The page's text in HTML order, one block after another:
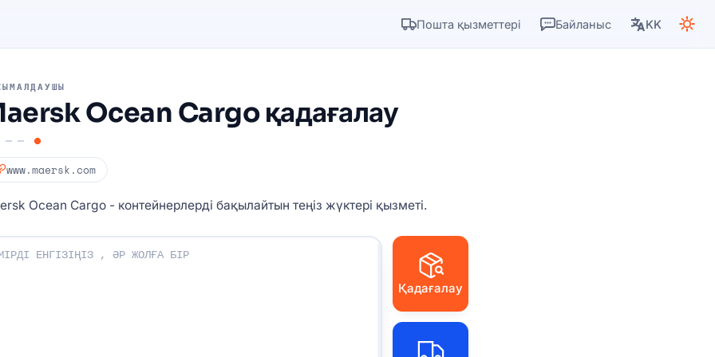
Пошта қызметтері Байланыс KK
Ocean Cargo қадағалау
www.maersk.com
Ocean Cargo - контейнерлерді бақылайтын теңіз жүктері қызметі.
енгізіңіз:
Қадағалау